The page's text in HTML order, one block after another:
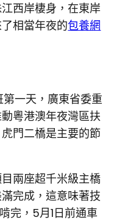
西岸棲身，在東岸
相當年夜的包養網
第一天，廣東省委重
粵港澳年夜灣區扶
門二橋是主要的節
兩座超千米級主橋
完成，這意味著技
完，5月1日前通車